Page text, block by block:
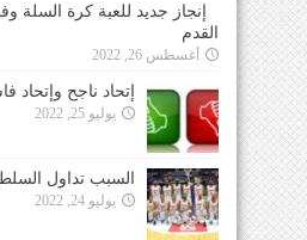
إنجاز جديد للعبة كرة السلة
القدم
أغسطس 26, 2022
إتحاد ناجح وإتحاد
يوليو 25, 2022
السبب تداول
يوليو 24, 2022